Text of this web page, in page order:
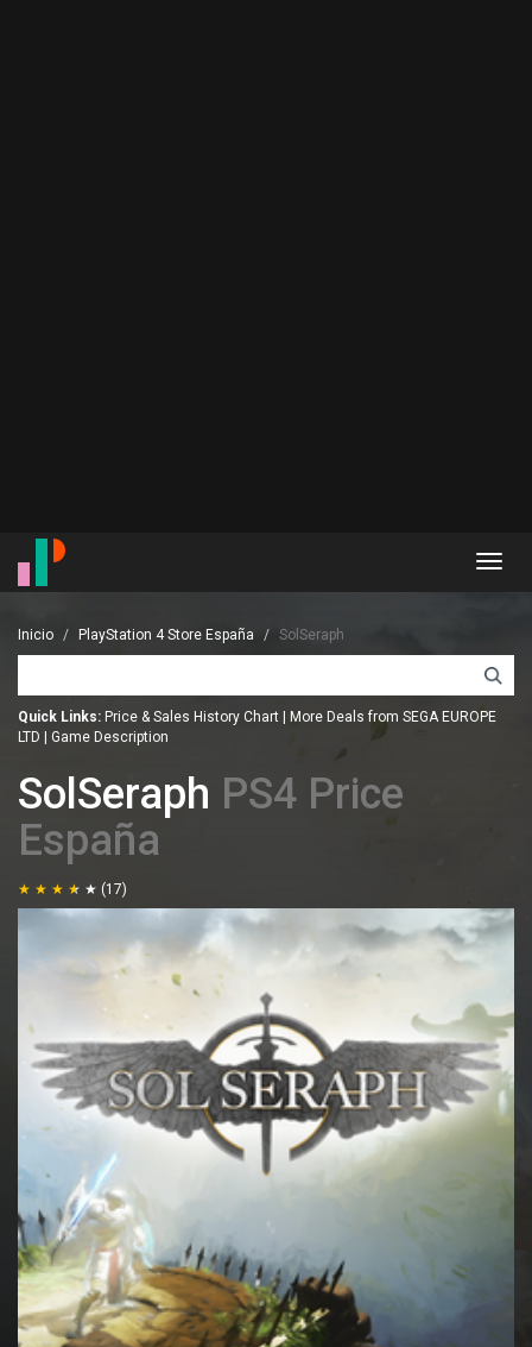
Inicio PlayStation 4 Store España SolSeraph
Quick Links: Price & Sales History Chart
More Deals from SEGA EUROPE
LTD
Game Description
SolSeraph PS4 Price
España
(17)